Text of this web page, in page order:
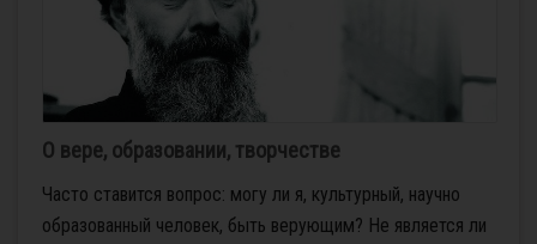
О вере, образовании, творчестве
Часто ставится вопрос: могу ли я, культурный, научно
образованный человек, быть верующим? Не является ли